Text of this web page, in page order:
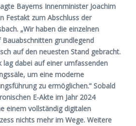
Bayerns Innenminister Joachim
Festakt zum Abschluss der
„Wir haben die einzelnen
grundlegend
auf den neuesten Stand gebracht.
lag dabei auf einer umfassenden
um eine moderne
zu ermöglichen.“ Sobald
E-Akte im Jahr 2024
einem vollständig digitalen
nichts mehr im Wege. Weitere